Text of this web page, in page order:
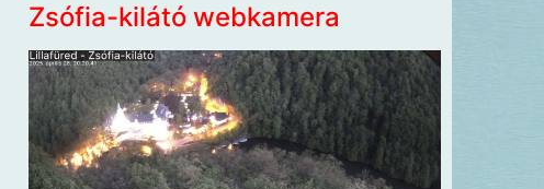
Zsófia-kilátó webkamera